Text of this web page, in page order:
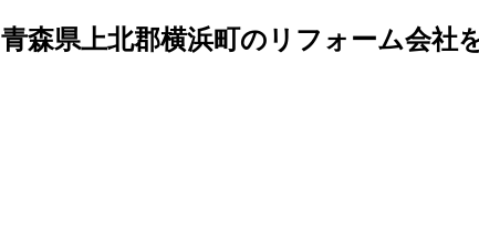
青森県上北郡横浜町のリフォーム会社